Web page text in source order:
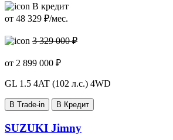
В кредит
от 48 329 ₽/мес.
3 329 000 ₽
от 2 899 000 ₽
GL 1.5 4AT (102 л.с.) 4WD
В Trade-in В Кредит
SUZUKI Jimny